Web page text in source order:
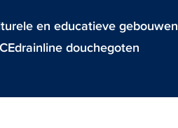
en educatieve gebouwen
douchegoten